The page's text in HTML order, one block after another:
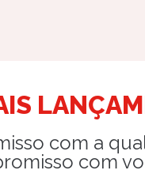
com a
com